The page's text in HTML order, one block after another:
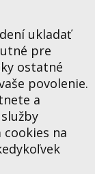
ukladať
pre
ostatné
povolenie.
a
cookies na